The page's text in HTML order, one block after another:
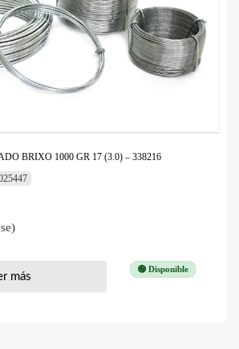
BRIXO 1000 GR 17 (3.0) – 338216
🟢 Disponible
más